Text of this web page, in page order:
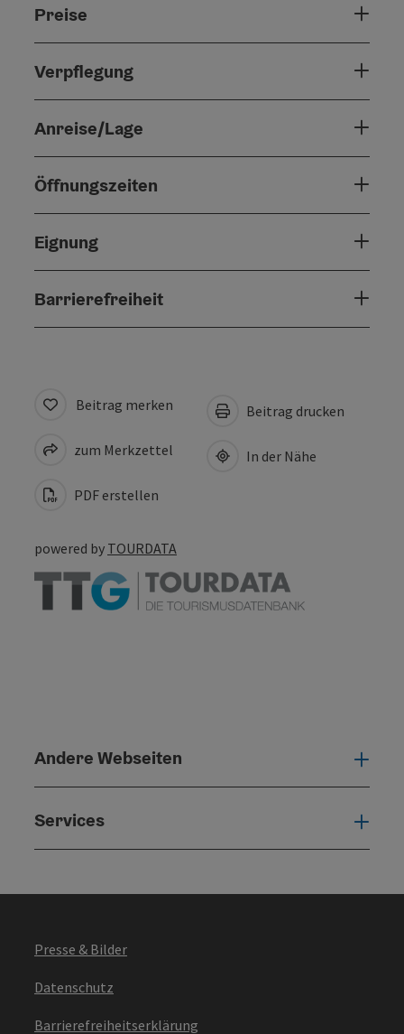
Preise
Verpflegung
Anreise/Lage
Öffnungszeiten
Eignung
Barrierefreiheit
Beitrag merken
zum Merkzettel
PDF erstellen
Beitrag drucken
In der Nähe
powered by TOURDATA
Andere Webseiten
Services
Presse & Bilder
Datenschutz
Barrierefreiheitserklärung